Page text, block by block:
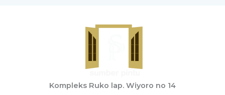
Kompleks Ruko lap. Wiyoro no 14